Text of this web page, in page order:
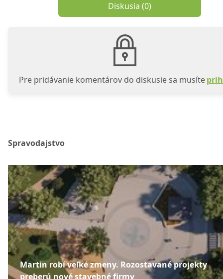
Diskusia (0)
Pre pridávanie komentárov do diskusie sa musíte
Spravodajstvo
Martin robí veľké zmeny. Rozostavané projekty
preberú nové stavebné firmy